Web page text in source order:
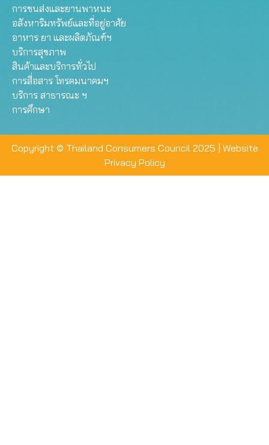
การขนส่งและยานพาหนะ
อสังหาริมทรัพย์และที่อยู่อาศัย
อาหาร ยา และผลิตภัณฑ์ฯ
บริการสุขภาพ
สินค้าและบริการทั่วไป
การสื่อสาร โทรคมนาคมฯ
บริการ สาธารณะ ฯ
การศึกษา
Copyright © Thailand Consumers Council 2025 | Website
Privacy Policy